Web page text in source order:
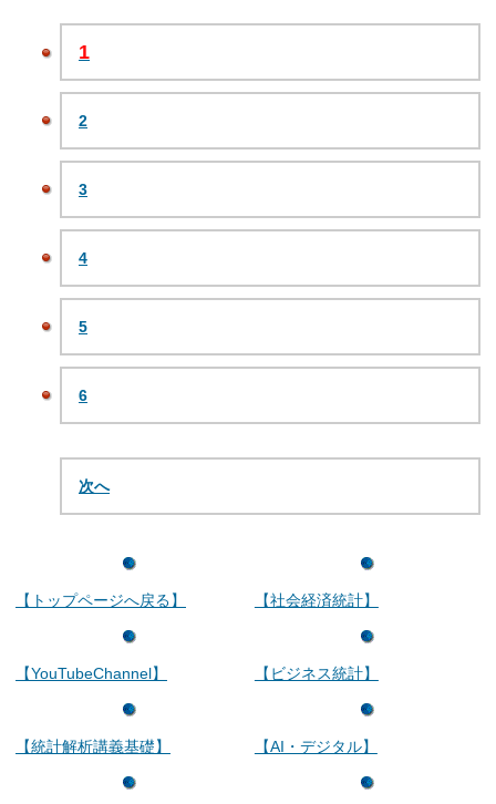
1
2
3
4
5
6
次へ
【トップページへ戻る】
【YouTubeChannel】
【統計解析講義基礎】
【社会経済統計】
【ビジネス統計】
【AI・デジタル】